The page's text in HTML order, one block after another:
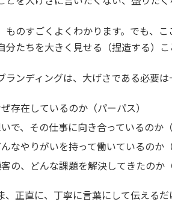
ものすごくよくわかります。でも、
分たちを大きく見せる（捏造する）こ
ランディングは、大げさである必要は
存在しているのか（パーパス）
で、その仕事に向き合っているのか（
なやりがいを持って働いているのか
の、どんな課題を解決してきたのか
、正直に、丁寧に言葉にして伝える